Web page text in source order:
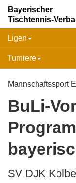
Bayerischer
Tischtennis-
Ligen
Turniere
Mannschaftssport
BuLi-
SV DJK